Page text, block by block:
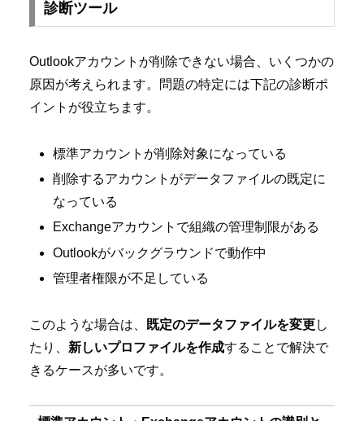
診断ツール
Outlookアカウントが削除できない場合、いくつかの
原因が考えられます。問題の特定には下記の診断ポ
イントが役立ちます。
標準アカウントが削除対象になっている
削除するアカウントがデータファイルの既定に
なっている
Exchangeアカウントで組織の管理制限がある
Outlookがバックグラウンドで動作中
管理者権限が不足している
このような場合は、 既定のデータファイルを変更し
たり、 新しいプロファイルを作成することで解決で
きるケースが多いです。